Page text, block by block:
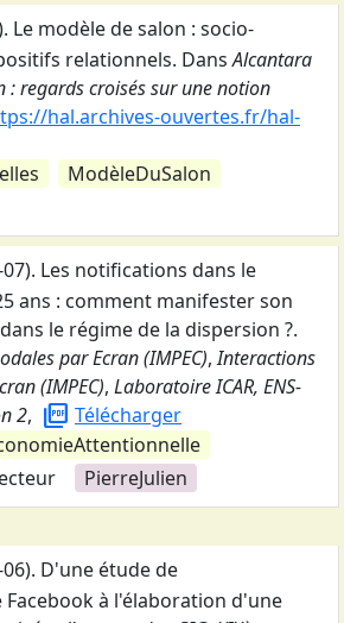
Le modèle de salon : socio-
relationnels. DansAlcantara
: regards croisés sur une notion
hal.archives-ouvertes.fr/hal-
ModèleDuSalon
). Les notifications dans le
ans : comment manifester son
le régime de la dispersion ?.
par Ecran (IMPEC),Interactions
(IMPEC), Laboratoire ICAR, ENS-
2, picture_as_pdf Télécharger
PierreJulien
). D'une étude de
à l'élaboration d'une